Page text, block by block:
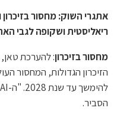
אתגרי השוק: מחסור
ריאליסטית ושקופה לגבי
מחסור בזיכרון: להערכת
הסביר.